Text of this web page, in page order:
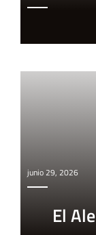
junio 29, 2026
El